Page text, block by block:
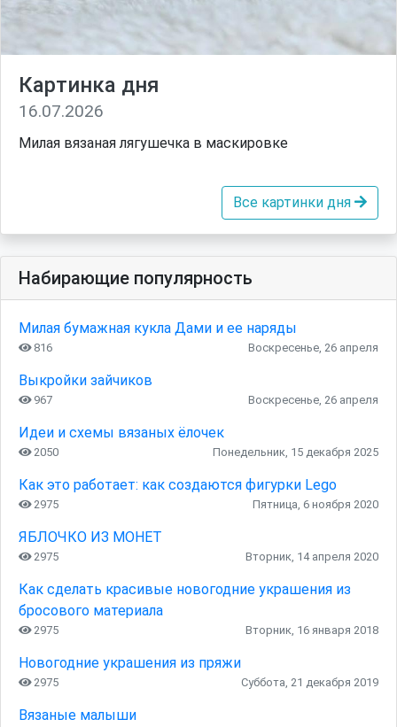
Картинка дня
16.07.2026
Милая вязаная лягушечка в маскировке
Все картинки дня
Набирающие популярность
Милая бумажная кукла Дами и ее наряды
816 Воскресенье, 26 апреля
Выкройки зайчиков
967 Воскресенье, 26 апреля
Идеи и схемы вязаных ёлочек
2050 Понедельник, 15 декабря 2025
Как это работает: как создаются фигурки Lego
2975 Пятница, 6 ноября 2020
ЯБЛОЧКО ИЗ МОНЕТ
2975 Вторник, 14 апреля 2020
Как сделать красивые новогодние украшения из
бросового материала
2975 Вторник, 16 января 2018
Новогодние украшения из пряжи
2975 Суббота, 21 декабря 2019
Вязаные малыши